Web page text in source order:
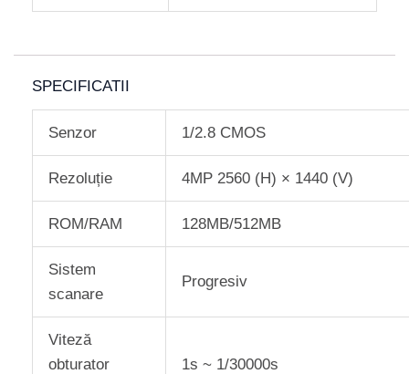
SPECIFICATII
Senzor 1/2.8 CMOS
Rezoluție 4MP 2560 (H) × 1440 (V)
ROM/RAM 128MB/512MB
Sistem
scanare
Progresiv
Viteză
obturator
1s ~ 1/30000s